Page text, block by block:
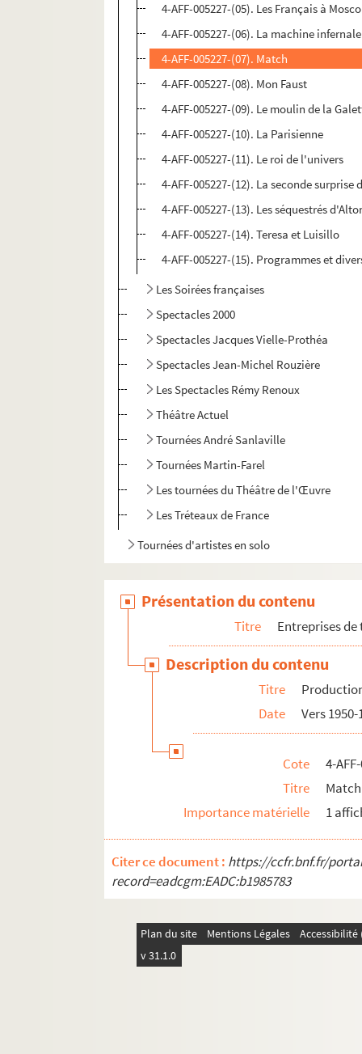
4-AFF-005227-(05). Les Français à
4-AFF-005227-(06). La machine infernale
4-AFF-005227-(07). Match
4-AFF-005227-(08). Mon Faust
4-AFF-005227-(09). Le moulin de la
4-AFF-005227-(10). La Parisienne
4-AFF-005227-(11). Le roi de l'univers
4-AFF-005227-(12). La seconde
4-AFF-005227-(13). Les séquestrés
4-AFF-005227-(14). Teresa et Luisillo
4-AFF-005227-(15). Programmes et
Les Soirées françaises
Spectacles 2000
Spectacles Jacques Vielle-Prothéa
Spectacles Jean-Michel Rouzière
Les Spectacles Rémy Renoux
Théâtre Actuel
Tournées André Sanlaville
Tournées Martin-Farel
Les tournées du Théâtre de l'Œuvre
Les Tréteaux de France
Tournées d'artistes en solo
Présentation du contenu
Titre Entreprises
Description du contenu
Titre
Date
Vers 1950-
Cote
4-
Titre
Match
Importance matérielle
1
Citer ce document : https://ccfr.bnf.fr/
record=eadcgm:EADC:b1985783
Plan du site Mentions Légales
v 31.1.0